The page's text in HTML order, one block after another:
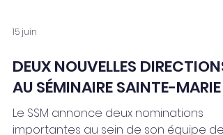
15 juin
DEUX NOUVELLES DIRECTIONS
AU SÉMINAIRE SAINTE-MARIE